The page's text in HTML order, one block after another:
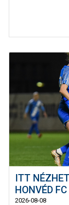
ITT
HONVÉD
2026-08-08